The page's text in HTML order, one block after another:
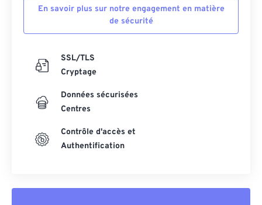
En savoir plus sur notre engagement en matière
de sécurité
SSL/TLS
Cryptage
Données sécurisées
Centres
Contrôle d'accès et
Authentification